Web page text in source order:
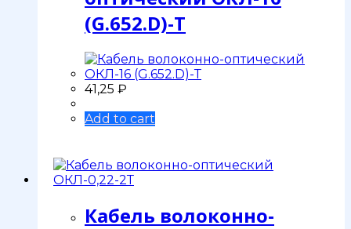
(G.652.D)-Т
41,25 ₽
Add to cart
Кабель волоконно-